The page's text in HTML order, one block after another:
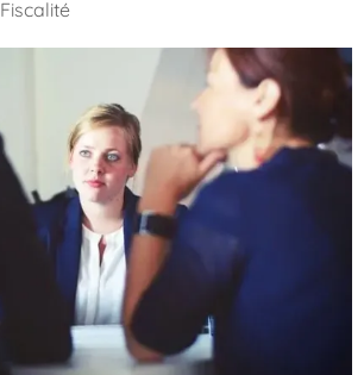
Fiscalité